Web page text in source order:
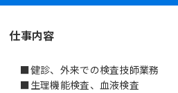
仕事内容
■健診、外来での検査技師業務
■生理機能検査、血液検査